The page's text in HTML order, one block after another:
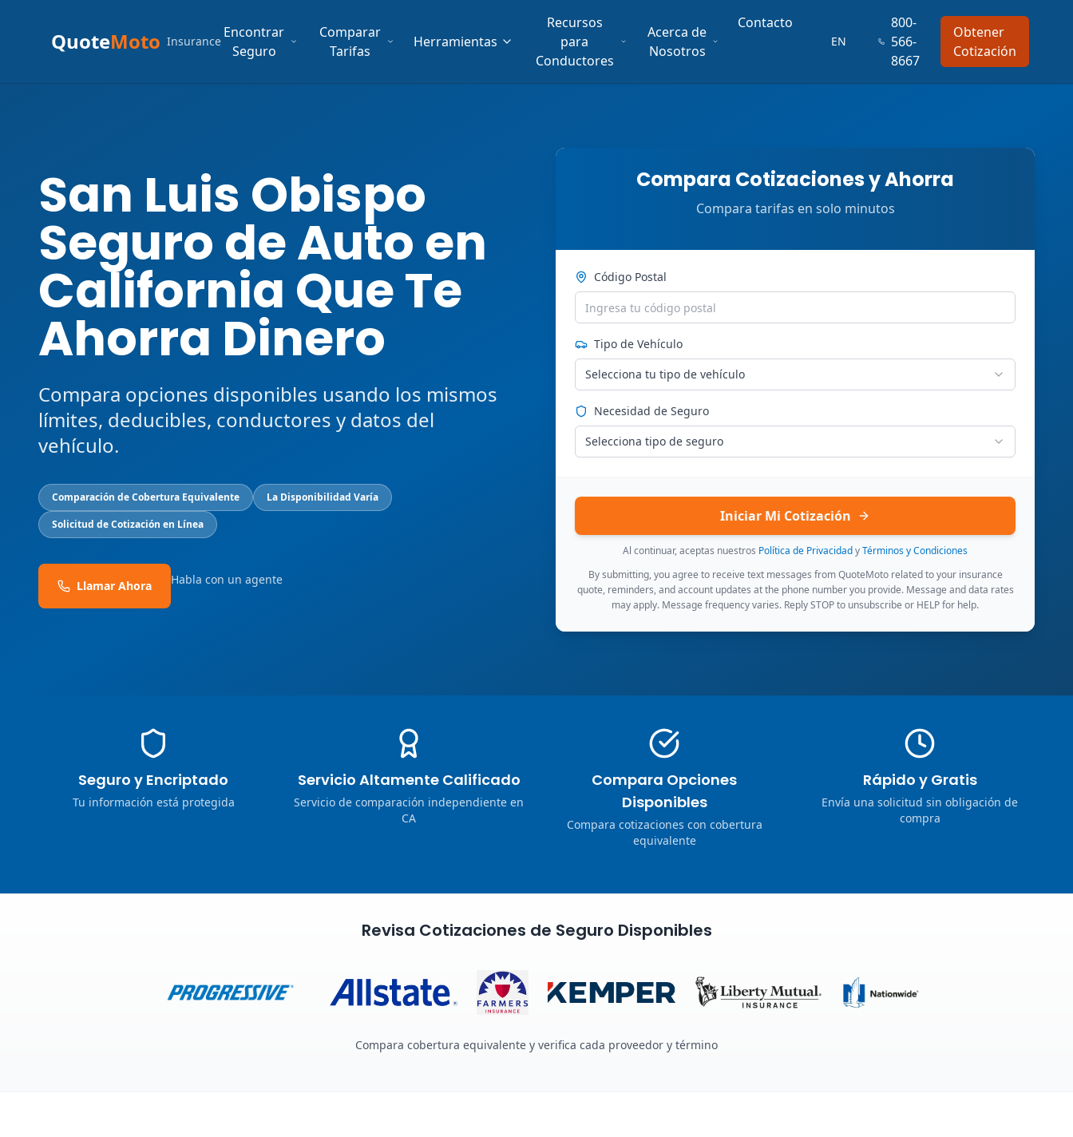
QuoteMoto Insurance
Encontrar
Seguro
Comparar
Tarifas
Herramientas
Recursos
para
Conductores
Acerca de
Nosotros
Contacto
EN
800-
566-
8667
Obtener
Cotización
San Luis Obispo
Seguro de Auto en
California Que Te
Ahorra Dinero
Compara opciones disponibles usando los mismos
límites, deducibles, conductores y datos del
vehículo.
Comparación de Cobertura Equivalente
La Disponibilidad Varía
Solicitud de Cotización en Línea
Llamar Ahora Habla con un agente
Compara Cotizaciones y Ahorra
Compara tarifas en solo minutos
Código Postal
Tipo de Vehículo
Selecciona tu tipo de vehículo
Necesidad de Seguro
Selecciona tipo de seguro
Iniciar Mi Cotización
Al continuar, aceptas nuestros Política de PrivacidadyTérminos y Condiciones
By submitting, you agree to receive text messages from QuoteMoto related to your insurance
quote, reminders, and account updates at the phone number you provide. Message and data rates
may apply. Message frequency varies. Reply STOP to unsubscribe or HELP for help.
Seguro y Encriptado
Tu información está protegida
Servicio Altamente Calificado
Servicio de comparación independiente en
CA
Compara Opciones
Disponibles
Compara cotizaciones con cobertura
equivalente
Rápido y Gratis
Envía una solicitud sin obligación de
compra
Revisa Cotizaciones de Seguro Disponibles
Compara cobertura equivalente y verifica cada proveedor y término